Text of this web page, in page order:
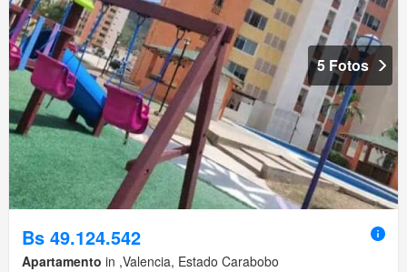
5 Fotos
Bs 49.124.542
Apartamento in ,Valencia, Estado Carabobo